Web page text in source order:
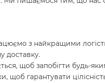
з найкращими
доставку.
щоб запобігти будь-
щоб гарантувати